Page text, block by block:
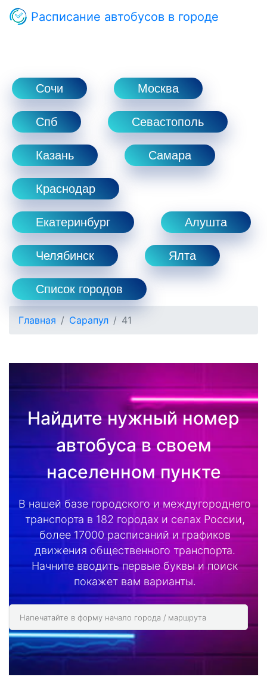
Расписание автобусов в городе
Сочи Москва
Спб Севастополь
Казань Самара
Краснодар
Екатеринбург Алушта
Челябинск Ялта
Список городов
Главная Сарапул 41
Найдите нужный номер
автобуса в своем
населенном пункте
В нашей базе городского и междугороднего
транспорта в 182 городах и селах России,
более 17000 расписаний и графиков
движения общественного транспорта.
Начните вводить первые буквы и поиск
покажет вам варианты.